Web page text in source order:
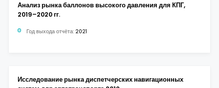
Анализ рынка баллонов высокого давления для КПГ,
2019–2020 гг.
Год выхода отчёта: 2021
Исследование рынка диспетчерских навигационных